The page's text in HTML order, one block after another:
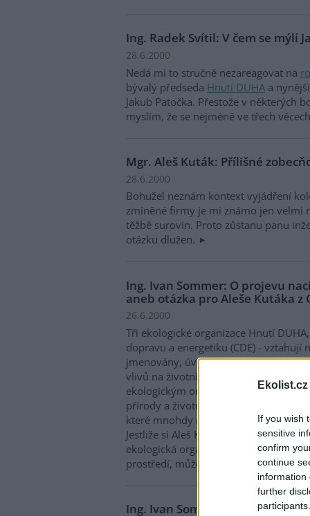
Ekolist.cz
If you wish
sensitive
confirm
continue
information
further
Ing. Radek Svítil: V čem se mýlí
28.6.2000
Nedá mi to stručně nezareagovat na
bývalý předseda Hnutí DUHA a
Jakub Patočka. Přestože v některých
myslím, že se nejméně ve třech
Mgr. Aleš Kuták: Přílišné
28.6.2000
Bohužel neznám kontext vyjádření
zmíněné firmy je mi známo jen velmi
těžbě surovin. Proto zůstanu panu
otázku dlužen.
Ing. Ivan Sommer: O projevu
aneb otázka pro Aleše Kutáka z
26.6.2000
Tři ekologické organizace Hnutí
dopravu a energetiku (CDE) - vztahují
jmenovány, úvahu Zuzany Tonikové v
vlivů na životní prostředí." že návrh
ekologickým organizacím nejen pro
přírody a životního prostředí, ale i
které mnohdy nemají s ochranou
Jestliže si Aleš Kuták z CDE přeje
ekologická organizace hájí jiné
prostředí, může zvážit následující
Ing. Ivan Sommer: Zveřejní Děti